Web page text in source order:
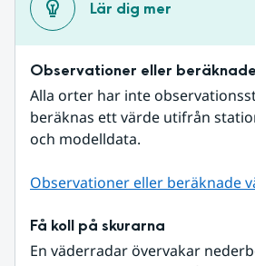
Lär dig mer
Observationer eller
Alla orter har inte
beräknas ett värde utifrån
och modelldata.
Observationer eller beräknade
Få koll på skurarna
En väderradar övervakar